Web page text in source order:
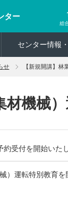
ター
総
センター情報
せ 【新規開講】
材機械
受付を開始いた
）運転特別教育を